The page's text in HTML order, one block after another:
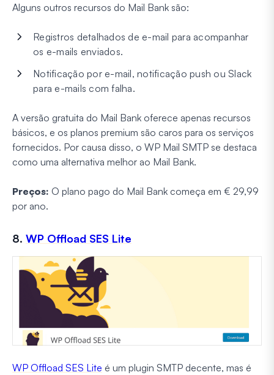
Alguns outros recursos do Mail Bank são:
Registros detalhados de e-mail para acompanhar
os e-mails enviados.
Notificação por e-mail, notificação push ou Slack
para e-mails com falha.
A versão gratuita do Mail Bank oferece apenas recursos
básicos, e os planos premium são caros para os serviços
fornecidos. Por causa disso, o WP Mail SMTP se destaca
como uma alternativa melhor ao Mail Bank.
Preços: O plano pago do Mail Bank começa em € 29,99
por ano.
8. WP Offload SES Lite
WP Offload SES Lite é um plugin SMTP decente, mas é